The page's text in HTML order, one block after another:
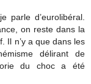
parle d’eurolibéral.
on reste dans la
Il n’y a que dans les
délirant de
du choc a été